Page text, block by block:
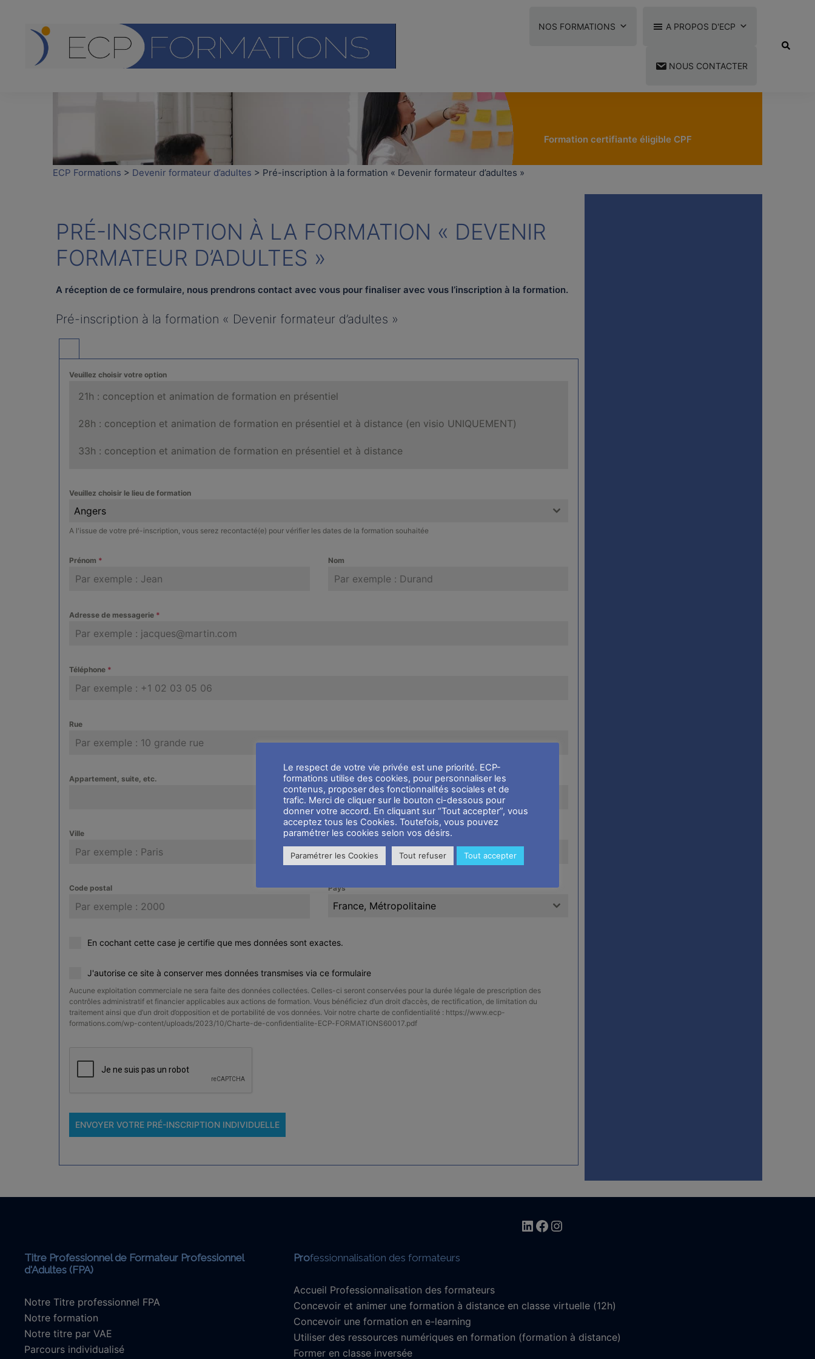
NOS FORMATIONS A PROPOS D'ECP
NOUS CONTACTER
Formation certifiante éligible CPF
ECP Formations > Devenir formateur d’adultes > Pré-inscription à la formation « Devenir formateur d’adultes »
PRÉ-INSCRIPTION À LA FORMATION « DEVENIR
FORMATEUR D’ADULTES »
A réception de ce formulaire, nous prendrons contact avec vous pour finaliser avec vous l’inscription à la formation.
Pré-inscription à la formation « Devenir formateur d’adultes »
Veuillez choisir votre option
21h : conception et animation de formation en présentiel
28h : conception et animation de formation en présentiel et à distance (en visio UNIQUEMENT)
33h : conception et animation de formation en présentiel et à distance
Veuillez choisir le lieu de formation
Angers
A l'issue de votre pré-inscription, vous serez recontacté(e) pour vérifier les dates de la formation souhaitée
Prénom * Nom
Adresse de messagerie *
Téléphone *
Rue
Appartement, suite, etc.
Ville
Code postal Pays
France, Métropolitaine
En cochant cette case je certifie que mes données sont exactes.
J'autorise ce site à conserver mes données transmises via ce formulaire
Aucune exploitation commerciale ne sera faite des données collectées. Celles-ci seront conservées pour la durée légale de prescription des
contrôles administratif et financier applicables aux actions de formation. Vous bénéficiez d’un droit d’accès, de rectification, de limitation du
traitement ainsi que d’un droit d’opposition et de portabilité de vos données. Voir notre charte de confidentialité : https://www.ecp-
formations.com/wp-content/uploads/2023/10/Charte-de-confidentialite-ECP-FORMATIONS60017.pdf
ENVOYER VOTRE PRÉ-INSCRIPTION INDIVIDUELLE
Titre Professionnel de Formateur Professionnel
d'Adultes (FPA)
Notre Titre professionnel FPA
Notre formation
Notre titre par VAE
Parcours individualisé
Linkedin
Facebook
Instagram
Professionnalisation des formateurs
Accueil Professionnalisation des formateurs
Concevoir et animer une formation à distance en classe virtuelle (12h)
Concevoir une formation en e-learning
Utiliser des ressources numériques en formation (formation à distance)
Former en classe inversée
Le respect de votre vie privée est une priorité. ECP-
formations utilise des cookies, pour personnaliser les
contenus, proposer des fonctionnalités sociales et de
trafic. Merci de cliquer sur le bouton ci-dessous pour
donner votre accord. En cliquant sur “Tout accepter”, vous
acceptez tous les Cookies. Toutefois, vous pouvez
paramétrer les cookies selon vos désirs.
Paramétrer les Cookies Tout refuser Tout accepter